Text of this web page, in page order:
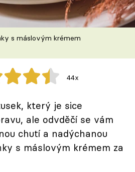
s máslovým krémem
44x
který je sice
ale odvděčí se vám
chutí a nadýchanou
s máslovým krémem za